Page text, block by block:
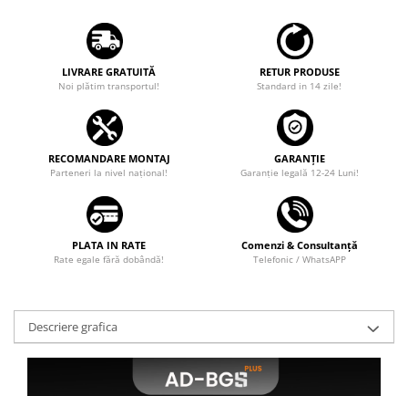
LIVRARE GRATUITĂ
Noi plătim transportul!
RETUR PRODUSE
Standard in 14 zile!
RECOMANDARE MONTAJ
Parteneri la nivel național!
GARANȚIE
Garanţie legală 12-24 Luni!
PLATA IN RATE
Rate egale fără dobândă!
Comenzi & Consultanță
Telefonic / WhatsAPP
Descriere grafica